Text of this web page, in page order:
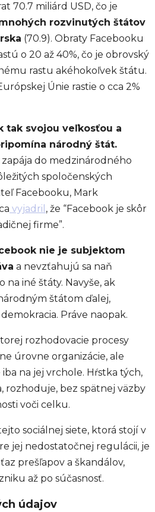
70.7 miliárd USD, čo je
rozvinutých štátov
(70.9). Obraty Facebooku
o 20 až 40%, čo je obrovský
rastu akéhokoľvek štátu.
Únie rastie o cca 2%
tak svojou veľkosťou a
národný štát.
do medzinárodného
spoločenských
Facebooku, Mark
vyjadril , že “Facebook je skôr
firme”.
nie je subjektom
a nevzťahujú sa naň
na iné štáty. Navyše, ak
štátom ďalej,
Práve naopak.
rozhodovacie procesy
úrovne organizácie, ale
na jej vrchole. Hŕstka tých,
rozhoduje, bez spätnej väzby
voči celku.
sociálnej siete, ktorá stojí v
jej nedostatočnej regulácii, je
prešľapov a škandálov,
až po súčasnosť.
údajov